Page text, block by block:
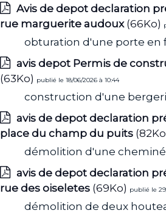
Avis de depot declaration
rue marguerite audoux(66Ko)
obturation d'une porte en
avis depot Permis de
(63Ko) publié le 18/06/2026 à 10:44
construction d'une
avis de depot declaration
place du champ du puits
démolition d'une
avis de depot declaration
rue des oiseletes (69Ko) publié le
démolition de deux